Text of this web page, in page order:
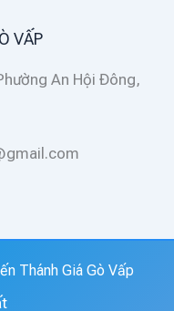
VẤP
An Hội Đông,
Thánh Giá Gò Vấp